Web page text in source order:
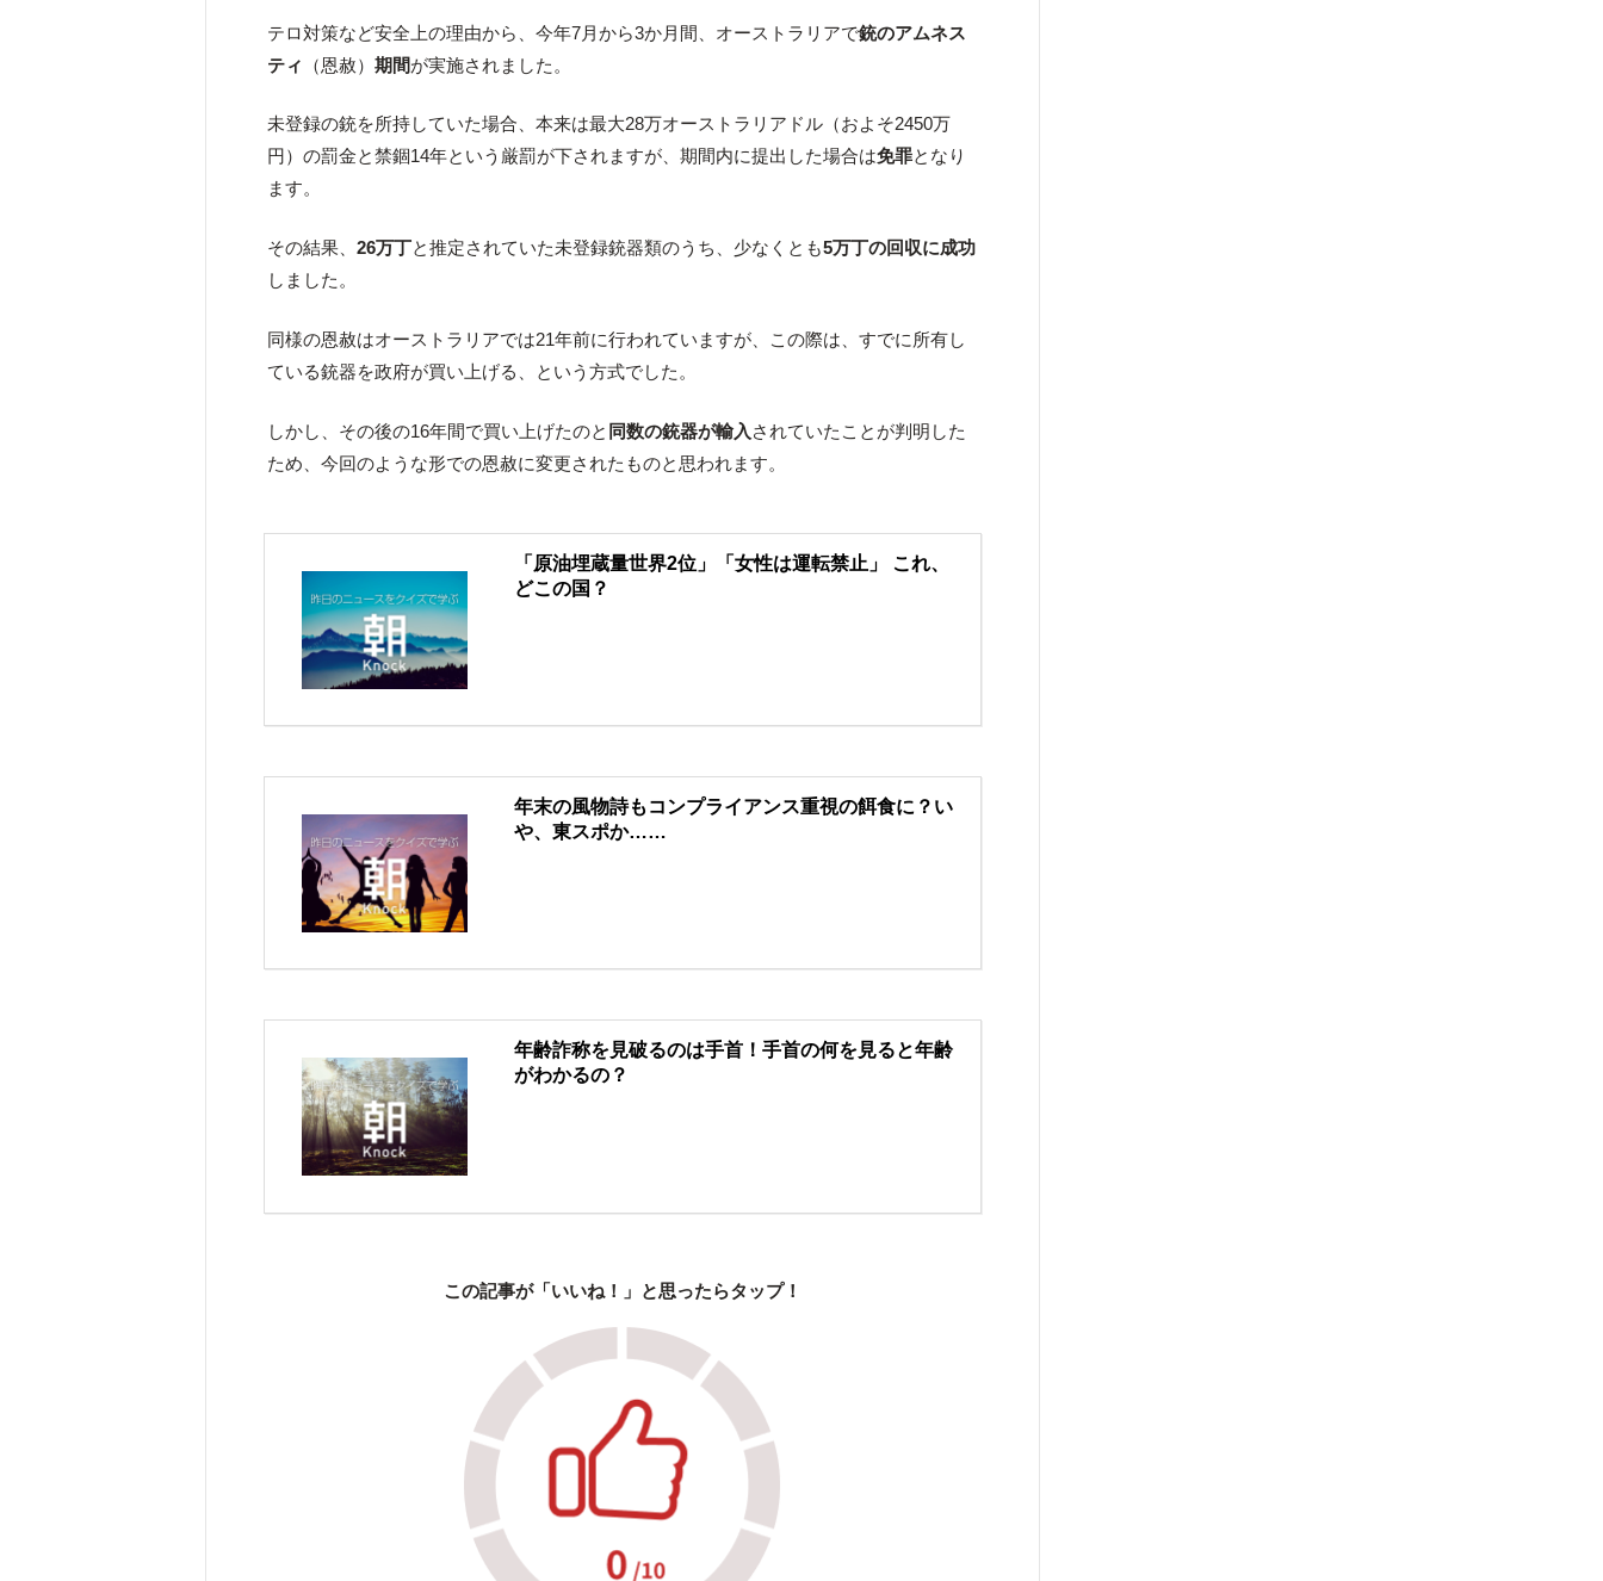
テロ対策など安全上の理由から、今年7月から3か月間、オーストラリアで銃のアムネス
ティ
（恩赦）期間が実施されました。
未登録の銃を所持していた場合、本来は最大28万オーストラリアドル（およそ2450万
円）の罰金と禁錮14年という厳罰が下されますが、期間内に提出した場合は免罪となり
ます。
その結果、26万丁と推定されていた未登録銃器類のうち、少なくとも5万丁の回収に成功
しました。
同様の恩赦はオーストラリアでは21年前に行われていますが、この際は、すでに所有し
ている銃器を政府が買い上げる、という方式でした。
しかし、その後の16年間で買い上げたのと 同数の銃器が輸入 されていたことが判明した
ため、今回のような形での恩赦に変更されたものと思われます。
「原油埋蔵量世界2位」「女性は運転禁止」 これ、
どこの国？
年末の風物詩もコンプライアンス重視の餌食に？い
や、東スポか……
年齢詐称を見破るのは手首！手首の何を見ると年齢
がわかるの？
この記事が「いいね！」と思ったらタップ！